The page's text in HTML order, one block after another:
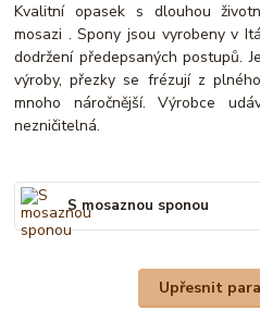
Kvalitní opasek s dlouhou
mosazi . Spony jsou vyrobeny v
dodržení předepsaných postupů.
výroby, přezky se frézují z
mnoho náročnější. Výrobce
nezničitelná.
S mosaznou sponou
Upřesnit